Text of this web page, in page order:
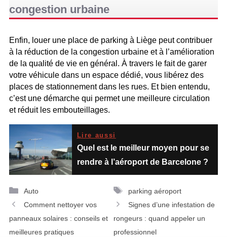
congestion urbaine
Enfin, louer une place de parking à Liège peut contribuer
à la réduction de la congestion urbaine et à l’amélioration
de la qualité de vie en général. À travers le fait de garer
votre véhicule dans un espace dédié, vous libérez des
places de stationnement dans les rues. Et bien entendu,
c’est une démarche qui permet une meilleure circulation
et réduit les embouteillages.
Lire aussi
Quel est le meilleur moyen pour se
rendre à l’aéroport de Barcelone ?
Catégories
Auto Étiquettes
parking aéroport
Navigation
des
articles
Comment nettoyer vos
panneaux solaires : conseils et
meilleures pratiques
Signes d’une infestation de
rongeurs : quand appeler un
professionnel